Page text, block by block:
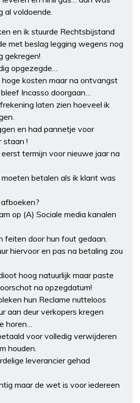
al voldoende.
en ik stuurde Rechtsbijstand
met beslag legging wegens nog
gekregen!
opgezegde…
kosten maar na ontvangst
Incasso doorgaan…
laten zien hoeveel ik
en had pannetje voor
staan !
termijn voor nieuwe jaar na
betalen als ik klant was
op (A) Sociale media kanalen
feiten door hun fout gedaan.
hiervoor en pas na betaling zou
hoog natuurlijk maar paste
na opzegdatum!
hun Reclame nutteloos
aan deur verkopers kregen
horen…
voor volledig verwijderen
houden.
leverancier gehad
maar de wet is voor iedereen